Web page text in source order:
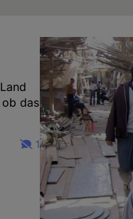
das
1